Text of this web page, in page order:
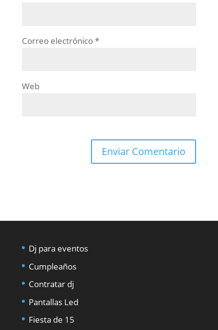
Correo electrónico*
Web
Dj para eventos
Cumpleaños
Contratar dj
Pantallas Led
Fiesta de 15